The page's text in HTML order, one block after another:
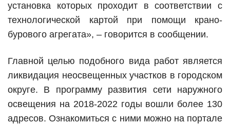
установка которых проходит в соответствии с
технологической картой при помощи крано-
бурового агрегата», – говорится в сообщении.
Главной целью подобного вида работ является
ликвидация неосвещенных участков в городском
округе. В программу развития сети наружного
освещения на 2018-2022 годы вошли более 130
адресов. Ознакомиться с ними можно на портале